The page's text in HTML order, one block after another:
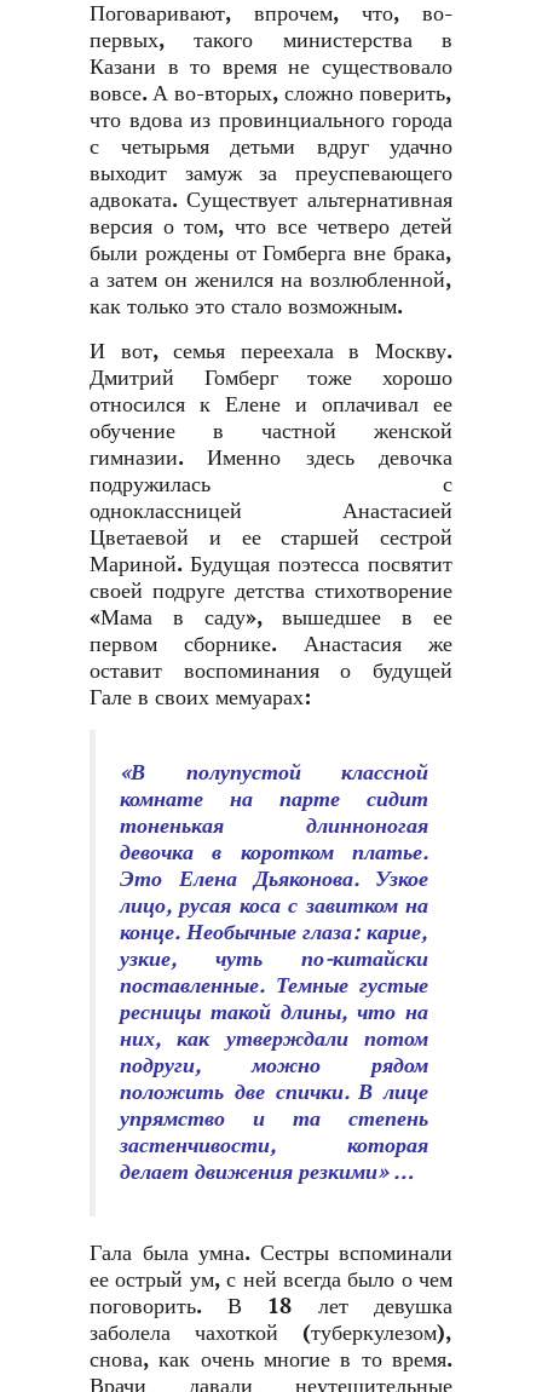
Поговаривают, впрочем, что, во-
первых, такого министерства в
Казани в то время не существовало
вовсе. А во-вторых, сложно поверить,
что вдова из провинциального города
с четырьмя детьми вдруг удачно
выходит замуж за преуспевающего
адвоката. Существует альтернативная
версия о том, что все четверо детей
были рождены от Гомберга вне брака,
а затем он женился на возлюбленной,
как только это стало возможным.
И вот, семья переехала в Москву.
Дмитрий Гомберг тоже хорошо
относился к Елене и оплачивал ее
обучение в частной женской
гимназии. Именно здесь девочка
подружилась с
одноклассницей Анастасией
Цветаевой и ее старшей сестрой
Мариной. Будущая поэтесса посвятит
своей подруге детства стихотворение
«Мама в саду», вышедшее в ее
первом сборнике. Анастасия же
оставит воспоминания о будущей
Гале в своих мемуарах:
«В полупустой классной
комнате на парте сидит
тоненькая длинноногая
девочка в коротком платье.
Это Елена Дьяконова. Узкое
лицо, русая коса с завитком на
конце. Необычные глаза: карие,
узкие, чуть по-китайски
поставленные. Темные густые
ресницы такой длины, что на
них, как утверждали потом
подруги, можно рядом
положить две спички. В лице
упрямство и та степень
застенчивости, которая
делает движения резкими» …
Гала была умна. Сестры вспоминали
ее острый ум, с ней всегда было о чем
поговорить. В 18 лет девушка
заболела чахоткой (туберкулезом),
снова, как очень многие в то время.
Врачи давали неутешительные